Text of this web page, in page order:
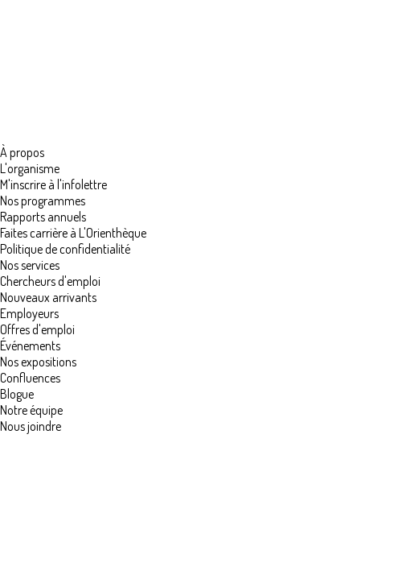
À propos
L'organisme
M'inscrire à l'infolettre
Nos programmes
Rapports annuels
Faites carrière à L'Orienthèque
Politique de confidentialité
Nos services
Chercheurs d'emploi
Nouveaux arrivants
Employeurs
Offres d'emploi
Événements
Nos expositions
Confluences
Blogue
Notre équipe
Nous joindre